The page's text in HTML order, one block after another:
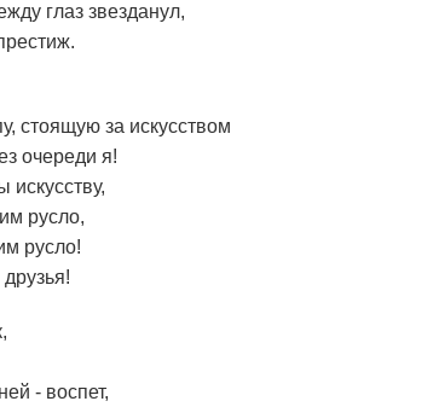
глаз звезданул,
стоящую за искусством
очереди я!
русло,
русло!
- воспет,